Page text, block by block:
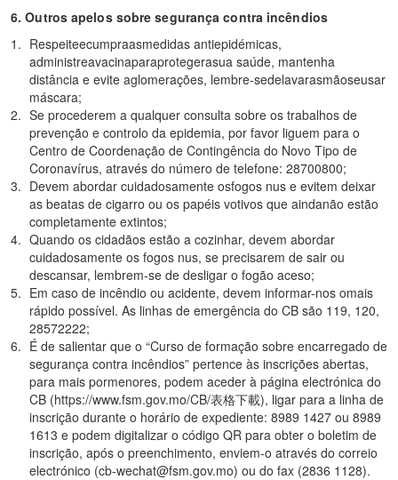
6. Outros apelos sobre segurança contra incêndios
Respeiteecumpraasmedidas antiepidémicas,
administreavacinaparaprotegerasua saúde, mantenha
distância e evite aglomerações, lembre-sedelavarasmãoseusar
máscara;
Se procederem a qualquer consulta sobre os trabalhos de
prevenção e controlo da epidemia, por favor liguem para o
Centro de Coordenação de Contingência do Novo Tipo de
Coronavírus, através do número de telefone: 28700800;
Devem abordar cuidadosamente osfogos nus e evitem deixar
as beatas de cigarro ou os papéis votivos que aindanão estão
completamente extintos;
Quando os cidadãos estão a cozinhar, devem abordar
cuidadosamente os fogos nus, se precisarem de sair ou
descansar, lembrem-se de desligar o fogão aceso;
Em caso de incêndio ou acidente, devem informar-nos omais
rápido possível. As linhas de emergência do CB são 119, 120,
28572222;
É de salientar que o “Curso de formação sobre encarregado de
segurança contra incêndios” pertence às inscrições abertas,
para mais pormenores, podem aceder à página electrónica do
CB (https://www.fsm.gov.mo/CB/表格下載), ligar para a linha de
inscrição durante o horário de expediente: 8989 1427 ou 8989
1613 e podem digitalizar o código QR para obter o boletim de
inscrição, após o preenchimento, enviem-o através do correio
electrónico (cb-wechat@fsm.gov.mo) ou do fax (2836 1128).